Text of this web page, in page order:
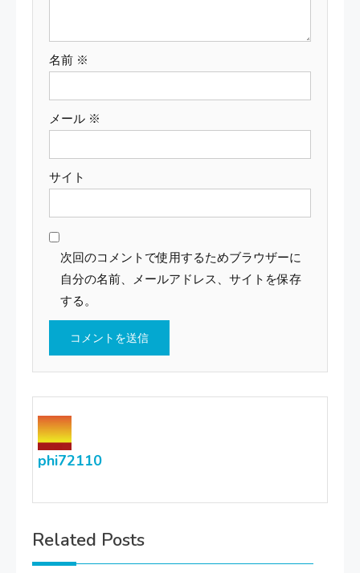
名前 ※
メール ※
サイト
次回のコメントで使用するためブラウザーに
自分の名前、メールアドレス、サイトを保存
する。
phi72110
Related Posts